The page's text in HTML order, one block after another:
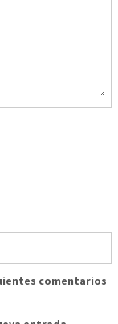
comentarios